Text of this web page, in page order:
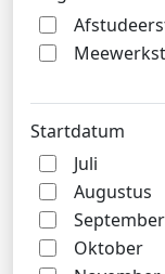
Startdatum
Juli
Augustus
September
Oktober